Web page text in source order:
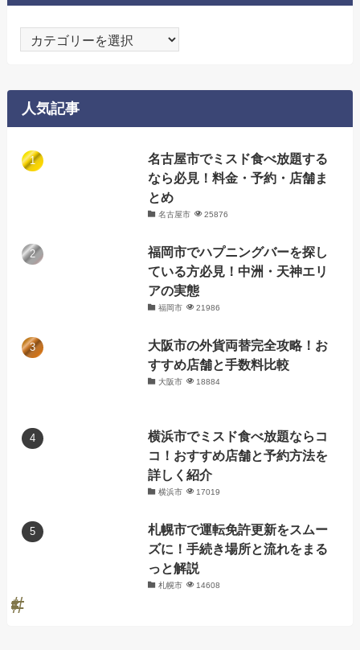
テ
ー
人気記事
名古屋市でミスド食べ放題する
なら必見！料金・予約・店舗ま
とめ
名古屋市 25876
福岡市でハプニングバーを探し
ている方必見！中洲・天神エリ
アの実態
福岡市 21986
大阪市の外貨両替完全攻略！お
すすめ店舗と手数料比較
大阪市 18884
横浜市でミスド食べ放題ならコ
コ！おすすめ店舗と予約方法を
詳しく紹介
横浜市 17019
札幌市で運転免許更新をスムー
ズに！手続き場所と流れをまる
っと解説
札幌市 14608